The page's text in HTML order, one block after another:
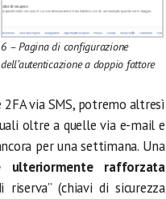
6 – Pagina di configurazione
dell’autenticazione a doppio fattore
via SMS, potremo altresì
oltre a quelle via e-mail e
per una settimana. Una
ulteriormente rafforzata
(chiavi di sicurezza